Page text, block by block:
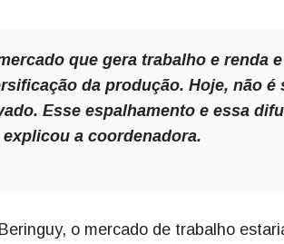
que gera trabalho e renda
da produção. Hoje, não
Esse espalhamento e essa
a coordenadora.
o mercado de trabalho